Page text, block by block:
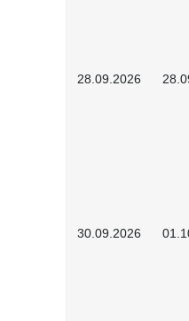
28.09.2026
30.09.2026